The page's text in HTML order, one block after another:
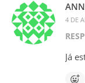
4 DE
Já